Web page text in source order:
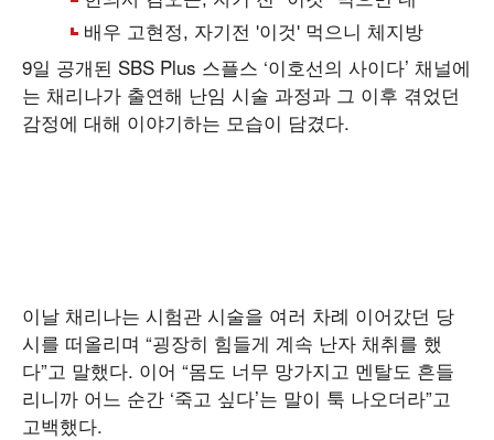
9일 공개된 SBS Plus 스플스 ‘이호선의 사이다’ 채널에
는 채리나가 출연해 난임 시술 과정과 그 이후 겪었던
감정에 대해 이야기하는 모습이 담겼다.
이날 채리나는 시험관 시술을 여러 차례 이어갔던 당
시를 떠올리며 “굉장히 힘들게 계속 난자 채취를 했
다”고 말했다. 이어 “몸도 너무 망가지고 멘탈도 흔들
리니까 어느 순간 ‘죽고 싶다’는 말이 툭 나오더라”고
고백했다.